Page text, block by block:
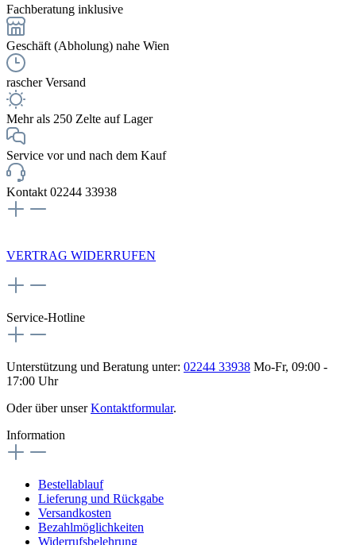
Fachberatung inklusive
Geschäft (Abholung) nahe Wien
rascher Versand
Mehr als 250 Zelte auf Lager
Service vor und nach dem Kauf
Kontakt 02244 33938
VERTRAG WIDERRUFEN
Service-Hotline
Unterstützung und Beratung unter: 02244 33938 Mo-Fr, 09:00 -
17:00 Uhr
Oder über unserKontaktformular.
Information
Bestellablauf
Lieferung und Rückgabe
Versandkosten
Bezahlmöglichkeiten
Widerrufsbelehrung